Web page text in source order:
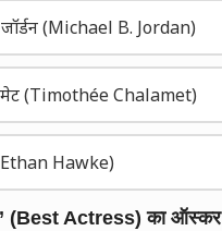
(Michael B. Jordan)
(Timothée Chalamet)
Hawke)
(Best Actress) का ऑस्कर